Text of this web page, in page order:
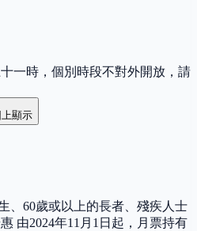
一時，個別時段不對外開放，請
顯示
、60歲或以上的長者、殘疾人士
由2024年11月1日起，月票持有